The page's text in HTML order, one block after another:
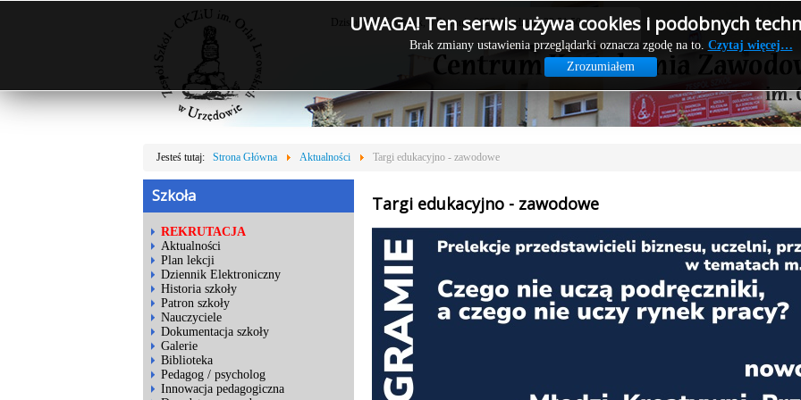
UWAGA! Ten serwis używa cookies i podobnych
Brak zmiany ustawienia przeglądarki oznacza zgodę na to. Czytaj więcej…
Zrozumiałem
Dzisiaj jest: Czwartek, 6 Sierpnia 2026 | Godzina: 22:51:50
Jesteś tutaj: Strona Główna Aktualności Targi edukacyjno - zawodowe
Szkoła
REKRUTACJA
Aktualności
Plan lekcji
Dziennik Elektroniczny
Historia szkoły
Patron szkoły
Nauczyciele
Dokumentacja szkoły
Galerie
Biblioteka
Pedagog / psycholog
Innowacja pedagogiczna
Targi edukacyjno - zawodowe